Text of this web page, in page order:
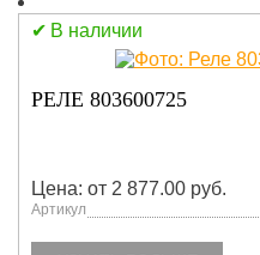
В наличии
РЕЛЕ 803600725
Цена: от 2 877.00 руб.
Артикул